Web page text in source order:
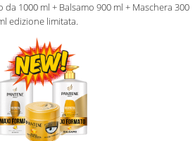
1000 ml + Balsamo 900 ml + Maschera 300
edizione limitata.